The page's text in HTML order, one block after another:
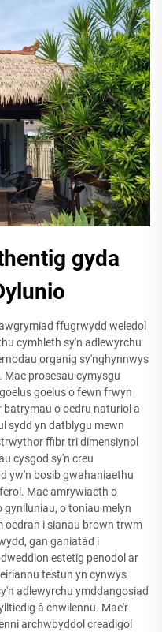
gyda
ffugrwydd weledol
cymhleth sy'n adlewyrchu
organig sy'nghynnwys
prosesau cymysgu
goelus o fewn frwyn
o oedru naturiol a
sydd yn datblygu mewn
ffibr tri dimensiynol
cysgod sy'n creu
yw'n bosib gwahaniaethu
Mae amrywiaeth o
o toniau melyn
oedran i sianau brown trwm
gan ganiatád i
estetig penodol ar
testun yn cynwys
adlewyrchu ymddangosiad
â chwilennu. Mae'r
archwbyddol creadigol